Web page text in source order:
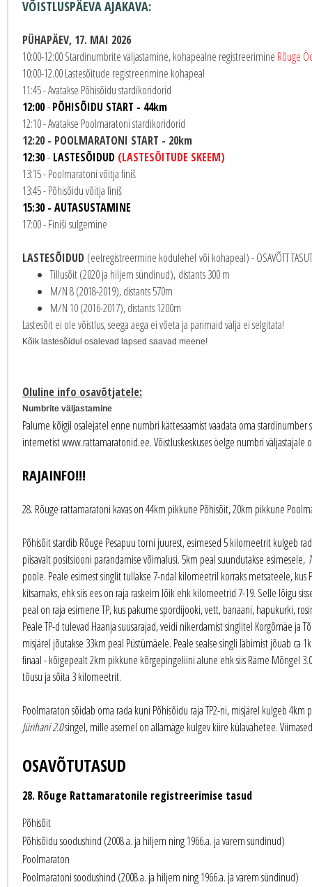
VÕISTLUSPÄEVA AJAKAVA:
PÜHAPÄEV, 17. MAI 2026
10:00-12:00 Stardinumbrite väljastamine, kohapealne registreerimine Rõuge
10:00-12.00 Lastesõitude registreerimine kohapeal
11:45 - Avatakse Põhisõidu stardikoridorid
12:00-PÕHISÕIDU START - 44km
12:10 - Avatakse Poolmaratoni stardikoridorid
12:20 - POOLMARATONI START - 20km
12:30- LASTESÕIDUD (LASTESÕITUDE SKEEM)
13:15 - Poolmaratoni võitja finiš
13:45 - Põhisõidu võitja finiš
15:30 - AUTASUSTAMINE
17:00 - Finiši sulgemine
LASTESÕIDUD (eelregistreermine kodulehel või kohapeal) - OSAVÕTT
Tillusõit (2020 ja hiljem sündinud), distants 300 m
M/N 8 (2018-2019), distants 570m
M/N 10 (2016-2017), distants 1200m
Lastesõit ei ole võistlus, seega aega ei võeta ja parimaid välja ei selgitata!
Kõik lastesõidul osalevad lapsed saavad meene!
Oluline info osavõtjatele:
Numbrite väljastamine
Palume kõigil osalejatel enne numbri kättesaamist vaadata oma
internetist www.rattamaratonid.ee. Võistluskeskuses öelge numbri
RAJAINFO!!!
28. Rõuge rattamaratoni kavas on 44km pikkune Põhisõit, 20km pikkune
Põhisõit stardib Rõuge Pesapuu torni juurest, esimesed 5 kilomeetrit kulgeb
piisavalt positsiooni parandamise võimalusi. 5km peal suundutakse esimesele,
poole. Peale esimest singlit tullakse 7-ndal kilomeetril korraks metsateele,
kitsamaks, ehk siis ees on raja raskeim lõik ehk kilomeetrid 7-19. Selle lõigu
peal on raja esimene TP, kus pakume spordijooki, vett, banaani, hapukurki,
Peale TP-d tulevad Haanja suusarajad, veidi nikerdamist singlitel Korgõmäe ja
misjärel jõutakse 33km peal Püstümäele. Peale sealse singli läbimist jõuab ca
finaal - kõigepealt 2km pikkune kõrgepingeliini alune ehk siis Räme Mõngel
tõusu ja sõita 3 kilomeetrit.
Poolmaraton sõidab oma rada kuni Põhisõidu raja TP2-ni, misjärel kulgeb
Jürihani 2.0singel, mille asemel on allamäge kulgev kiire külavahetee.
OSAVÕTUTASUD
28. Rõuge Rattamaratonile registreerimise tasud
Põhisõit
Põhisõidu soodushind (2008.a. ja hiljem ning 1966.a. ja varem sündinud)
Poolmaraton
Poolmaratoni soodushind (2008.a. ja hiljem ning 1966.a. ja varem sündinud)